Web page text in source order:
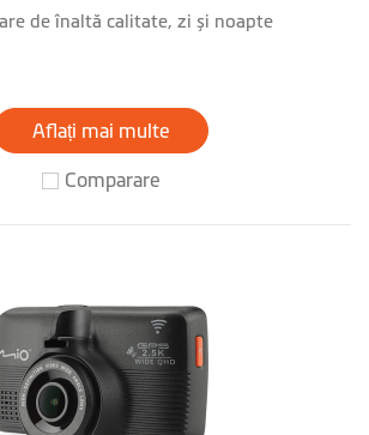
de înaltă calitate, zi și noapte
Aflați mai multe
Comparare